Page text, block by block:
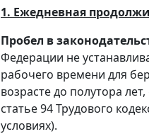
1. Ежедневная
Пробел в
Федерации не
рабочего времени для
возрасте до полутора
статье 94 Трудового
условиях).